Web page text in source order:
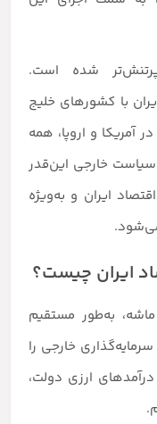
شده است.
با کشورهای خلیج
آمریکا و اروپا، همه
سیاست خارجی این‌قدر
ایران و به‌ویژه
ایران چیست؟
به‌طور مستقیم
خارجی را
ارزی دولت،